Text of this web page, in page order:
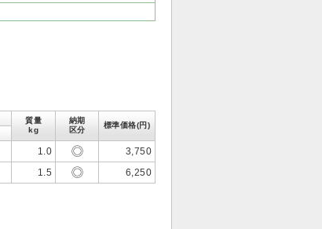
質量
kg
納期
区分
標準価格(円)
1.0
3,750
1.5 6,250